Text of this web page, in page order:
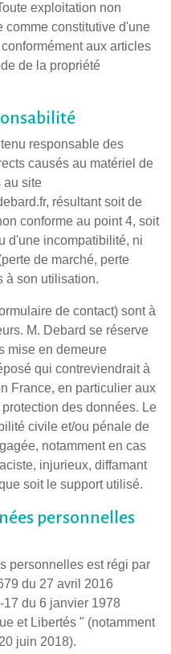
exploitation non
comme constitutive d'une
aux articles
de la propriété
responsable des
causés au matériel de
au site
résultant soit de
conforme au point 4, soit
d'une incompatibilité, ni
de marché, perte
à son utilisation.
de contact) sont à
M. Debard se réserve
mise en demeure
qui contreviendrait à
France, en particulier aux
des données. Le
civile et/ou pénale de
notamment en cas
injurieux, diffamant
soit le support utilisé.
personnelles
personnelles est régi par
du 27 avril 2016
17 du 6 janvier 1978
et Libertés " (notamment
juin 2018).